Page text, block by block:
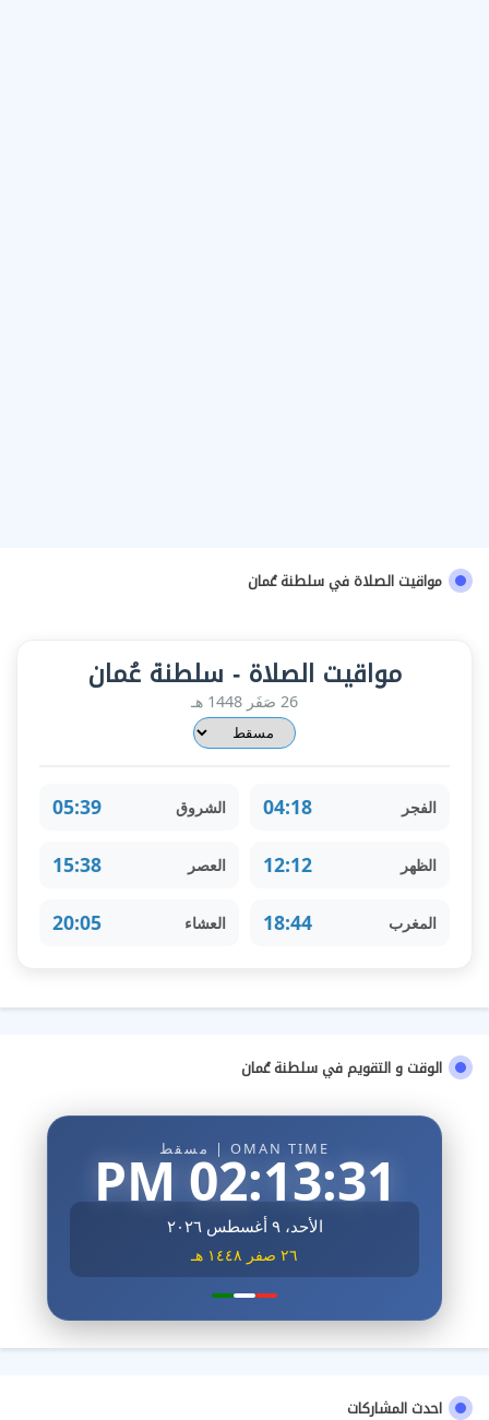
مواقيت الصلاة في سلطنة عُمان
مواقيت الصلاة - سلطنة عُمان
26 صَفَر 1448 هـ
الفجر 04:18 الشروق 05:39
الظهر 12:12 العصر 15:38
المغرب 18:44 العشاء 20:05
الوقت و التقويم في سلطنة عُمان
OMAN TIME | مسقط
02:13:33 PM
الأحد، ٩ أغسطس ٢٠٢٦
٢٦ صفر ١٤٤٨ هـ
احدث المشاركات